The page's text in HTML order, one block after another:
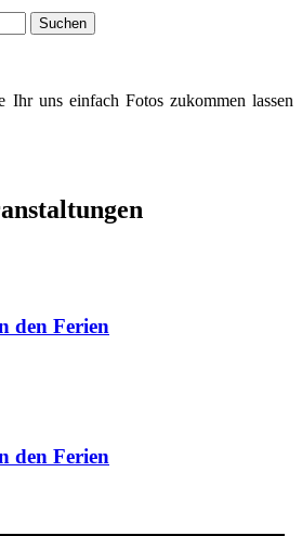
Ihr uns einfach Fotos zukommen lassen
den Ferien
den Ferien